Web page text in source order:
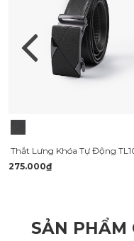
275.000₫
SẢN PHẨM